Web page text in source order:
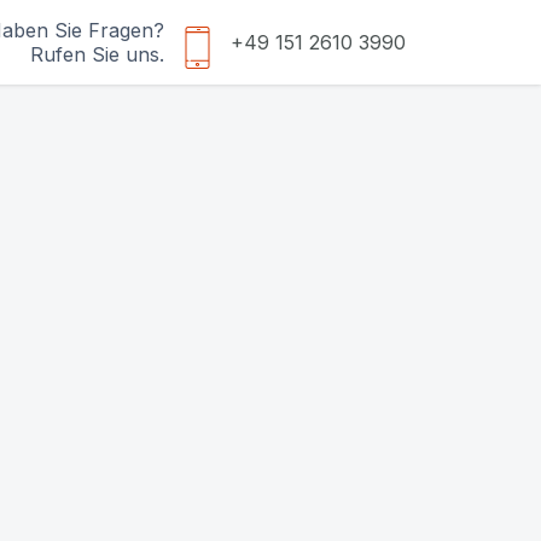
Sie Fragen?
Rufen Sie uns.
+49 151 2610 3990